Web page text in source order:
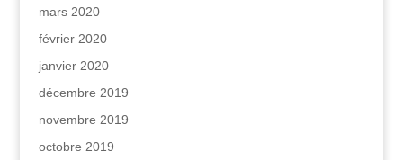
mars 2020
février 2020
janvier 2020
décembre 2019
novembre 2019
octobre 2019